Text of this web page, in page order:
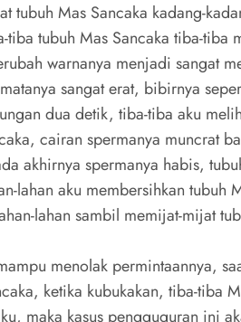
tubuh Mas Sancaka kadang-
tubuh Mas Sancaka tiba-tiba
warnanya menjadi sangat
sangat erat, bibirnya
dua detik, tiba-tiba aku
cairan spermanya muncrat
akhirnya spermanya habis,
lahan aku membersihkan tubuh
lahan sambil memijat-mijat
menolak permintaannya,
ketika kubukakan, tiba-tiba
maka kasus pengguguran ini